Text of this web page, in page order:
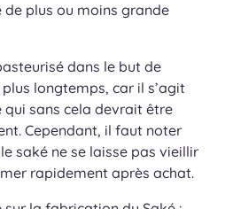
de plus ou moins grande
dans le but de
longtemps, car il s’agit
qui sans cela devrait être
Cependant, il faut noter
le saké ne se laisse pas vieillir
rapidement après achat.